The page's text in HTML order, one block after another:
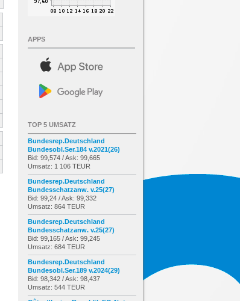
APPS
TOP 5 UMSATZ
Bundesrep.Deutschland
Bundesobl.Ser.184 v.2021(26)
Bid: 99,574 / Ask: 99,665
Umsatz: 1 106 TEUR
Bundesrep.Deutschland
Bundesschatzanw. v.25(27)
Bid: 99,24 / Ask: 99,332
Umsatz: 864 TEUR
Bundesrep.Deutschland
Bundesschatzanw. v.25(27)
Bid: 99,165 / Ask: 99,245
Umsatz: 684 TEUR
Bundesrep.Deutschland
Bundesobl.Ser.189 v.2024(29)
Bid: 98,342 / Ask: 98,437
Umsatz: 544 TEUR